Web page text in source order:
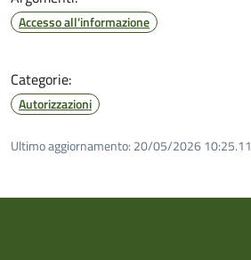
Accesso all'informazione
Categorie:
Autorizzazioni
Ultimo aggiornamento: 20/05/2026 10:25.11